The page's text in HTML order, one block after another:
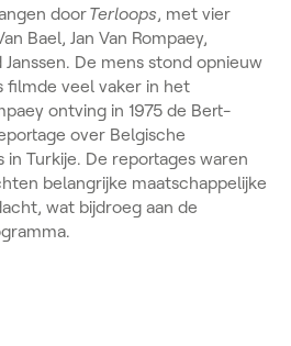
doorTerloops, met vier
Bael, Jan Van Rompaey,
De mens stond opnieuw
filmde veel vaker in het
ontving in 1975 de Bert-
over Belgische
Turkije. De reportages waren
belangrijke maatschappelijke
wat bijdroeg aan de